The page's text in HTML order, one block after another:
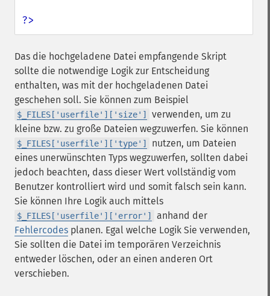
?>
Das die hochgeladene Datei empfangende Skript
sollte die notwendige Logik zur Entscheidung
enthalten, was mit der hochgeladenen Datei
geschehen soll. Sie können zum Beispiel
$_FILES['userfile']['size']
verwenden, um zu
kleine bzw. zu große Dateien wegzuwerfen. Sie können
$_FILES['userfile']['type']
nutzen, um Dateien
eines unerwünschten Typs wegzuwerfen, sollten dabei
jedoch beachten, dass dieser Wert vollständig vom
Benutzer kontrolliert wird und somit falsch sein kann.
Sie können Ihre Logik auch mittels
$_FILES['userfile']['error']
anhand der
Fehlercodes planen. Egal welche Logik Sie verwenden,
Sie sollten die Datei im temporären Verzeichnis
entweder löschen, oder an einen anderen Ort
verschieben.